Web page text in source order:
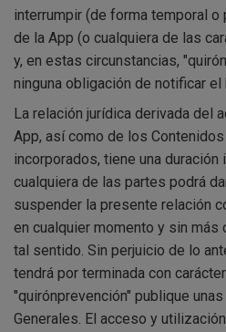
interrumpir (de forma temporal o
de la App (o cualquiera de las
y, en estas circunstancias,
ninguna obligación de notificar el
La relación jurídica derivada del
App, así como de los
incorporados, tiene una
cualquiera de las partes podrá
suspender la presente relación
en cualquier momento y sin más
tal sentido. Sin perjuicio de lo
tendrá por terminada con
"quirónprevención" publique
Generales. El acceso y